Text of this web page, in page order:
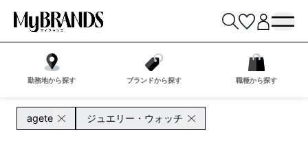
勤務地から探す ブランドから探す 職種から探す
agete ジュエリー・ウォッチ